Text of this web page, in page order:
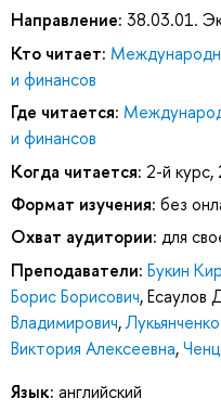
Направление: 38.03.01.
Кто читает:
и финансов
Где читается:
и финансов
Когда читается: 2-й
Формат изучения: без
Охват аудитории: для
Преподаватели: Букин
Борис Борисович,Есаулов
Владимирович,
Виктория Алексеевна,
Язык: английский